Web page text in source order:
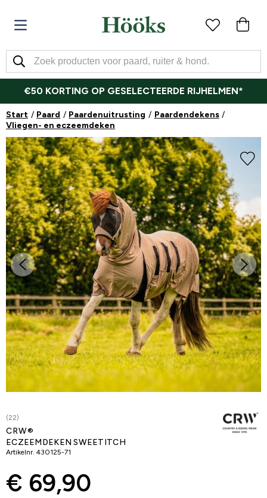
€50 KORTING OP GESELECTEERDE RIJHELMEN*
Start Paard Paardenuitrusting
Paardendekens
Vliegen- en eczeemdeken
(22)
CRW®
ECZEEMDEKEN SWEETITCH
Artikelnr. 430125-71
€ 69,90